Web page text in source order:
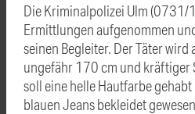
Die Kriminalpolizei Ulm (0731/
Ermittlungen aufgenommen
seinen Begleiter. Der Täter wird
ungefähr 170 cm und kräftiger
soll eine helle Hautfarbe
blauen Jeans bekleidet